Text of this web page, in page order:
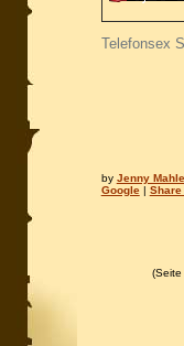
Telefonsex
by Jenny
Google|